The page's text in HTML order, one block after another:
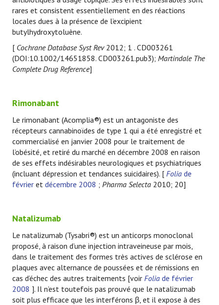
rares et consistent essentiellement en des réactions
locales dues à la présence de l’excipient
butylhydroxytoluène.
[ Cochrane Database Syst Rev2012; 1 . CD003261
(DOI:10.1002/14651858. CD003261.pub3); Martindale The
Complete Drug Reference]
Rimonabant
Le rimonabant (Acomplia®) est un antagoniste des
récepteurs cannabinoïdes de type 1 qui a été enregistré et
commercialisé en janvier 2008 pour le traitement de
l’obésité, et retiré du marché en décembre 2008 en raison
de ses effets indésirables neurologiques et psychiatriques
(incluant dépression et tendances suicidaires). [ Folia de
février et décembre 2008 ; Pharma Selecta 2010; 20]
Natalizumab
Le natalizumab (Tysabri®) est un anticorps monoclonal
proposé, à raison d’une injection intraveineuse par mois,
dans le traitement des formes très actives de sclérose en
plaques avec alternance de poussées et de rémissions en
cas d’échec des autres traitements [voir Folia de février
2008 ]. Il n’est toutefois pas prouvé que le natalizumab
soit plus efficace que les interférons β, et il expose à des